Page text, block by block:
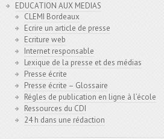
EDUCATION AUX MEDIAS
CLEMI Bordeaux
Ecrire un article de presse
Ecriture web
Internet responsable
Lexique de la presse et des médias
Presse écrite
Presse écrite – Glossaire
Régles de publication en ligne à l’école
Ressources du CDI
24 h dans une rédaction